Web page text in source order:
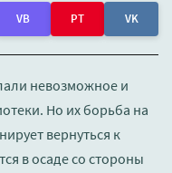
VB PT VK
невозможное и
Но их борьба на
вернуться к
в осаде со стороны